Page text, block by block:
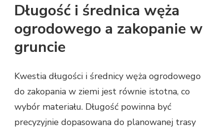
Długość i średnica węża
ogrodowego a zakopanie w
gruncie
Kwestia długości i średnicy węża ogrodowego
do zakopania w ziemi jest równie istotna, co
wybór materiału. Długość powinna być
precyzyjnie dopasowana do planowanej trasy